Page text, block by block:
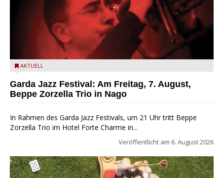
Beppe Zorzella Trio zu Gast beim Garda Jazz Festival
AKTUELL
Garda Jazz Festival: Am Freitag, 7. August,
Beppe Zorzella Trio in Nago
In Rahmen des Garda Jazz Festivals, um 21 Uhr tritt Beppe
Zorzella Trio im Hotel Forte Charme in...
Veröffentlicht am 6. August 2026